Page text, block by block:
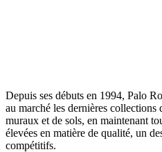
Depuis ses débuts en 1994, Palo
au marché les dernières collections
muraux et de sols, en maintenant
élevées en matière de qualité, un
compétitifs.